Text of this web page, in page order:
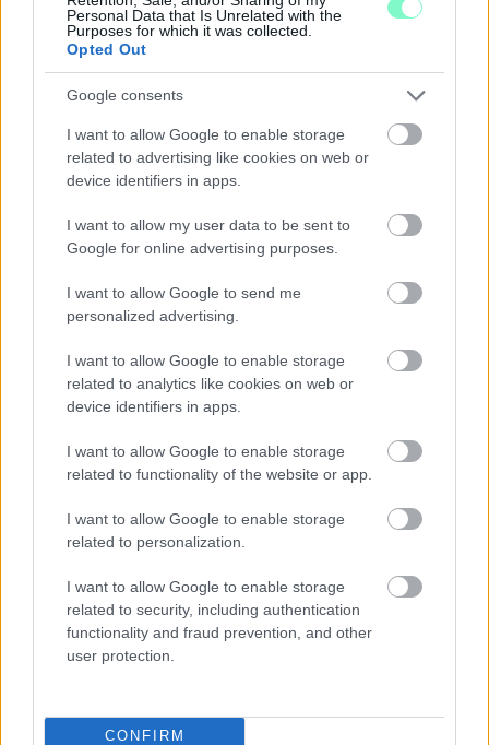
Personal Data that Is Unrelated with the
Purposes for which it was collected.
Opted Out
Google consents
I want to allow Google to enable storage
related to advertising like cookies on web or
device identifiers in apps.
I want to allow my user data to be sent to
Google for online advertising purposes.
I want to allow Google to send me
personalized advertising.
I want to allow Google to enable storage
related to analytics like cookies on web or
device identifiers in apps.
I want to allow Google to enable storage
related to functionality of the website or app.
I want to allow Google to enable storage
related to personalization.
I want to allow Google to enable storage
related to security, including authentication
functionality and fraud prevention, and other
user protection.
CONFIRM
ÖRÖMHÍR: TÍZ ÉVE NEM VOLT ILYEN ALACSONY AZ
Júliusban mindössze 1,2 százalékkal emelkedtek éves
már csökkent.